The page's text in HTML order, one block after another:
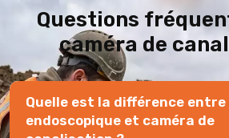
Questions
caméra de
Quelle est la différence entre
endoscopique et caméra de